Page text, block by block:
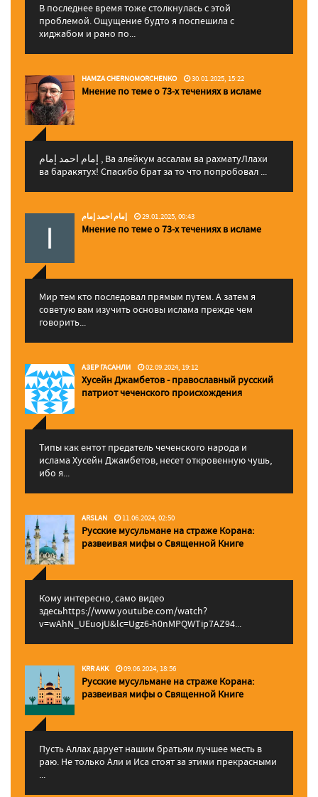
В последнее время тоже столкнулась с этой
проблемой. Ощущение будто я поспешила с
хиджабом и рано по...
HAMZA CHERNOMORCHENKO 30.01.2025, 15:22
Мнение по теме о 73-х течениях в исламе
إمام احمد إمام , Ва алейкум ассалам ва рахматуЛлахи
ва баракятух! Спасибо брат за то что попробовал ...
إمام احمد إمام 29.01.2025, 00:43
Мнение по теме о 73-х течениях в исламе
Мир тем кто последовал прямым путем. А затем я
советую вам изучить основы ислама прежде чем
говорить...
АЗЕР ГАСАНЛИ 02.09.2024, 19:12
Хусейн Джамбетов - православный русский
патриот чеченского происхождения
Типы как ентот предатель чеченского народа и
ислама Хусейн Джамбетов, несет откровенную чушь,
ибо я...
ARSLAN 11.06.2024, 02:50
Русские мусульмане на страже Корана:
pазвеивая мифы о Священной Книге
Кому интересно, само видео
здесьhttps://www.youtube.com/watch?
v=wAhN_UEuojU&lc=Ugz6-h0nMPQWTip7AZ94...
KRR AKK 09.06.2024, 18:56
Русские мусульмане на страже Корана:
pазвеивая мифы о Священной Книге
Пусть Аллах дарует нашим братьям лучшее месть в
раю. Не только Али и Иса стоят за этими прекрасными
...